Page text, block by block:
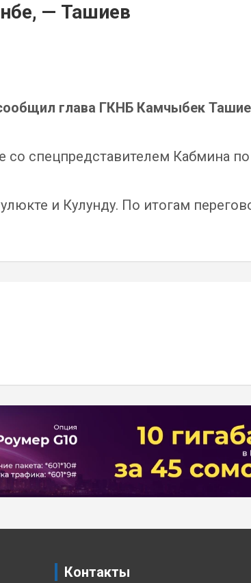
— Ташиев
глава ГКНБ Камчыбек
со спецпредставителем Кабмина
и Кулунду. По итогам
Контакты